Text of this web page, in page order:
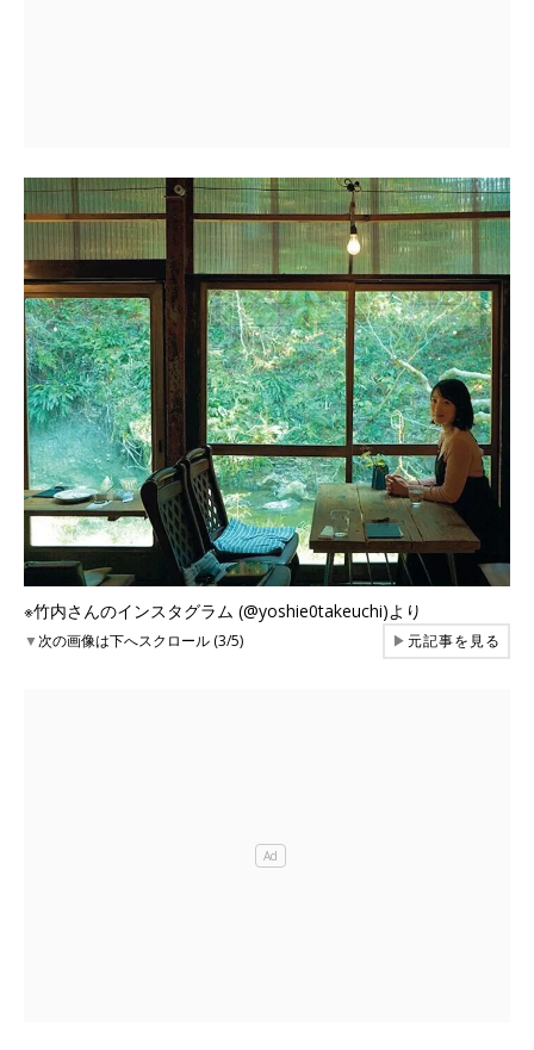
※竹内さんのインスタグラム (@yoshie0takeuchi)より
▼次の画像は下へスクロール (3/5) ▶元記事を見る